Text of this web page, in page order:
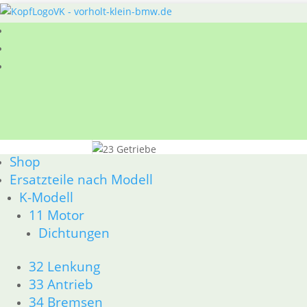
Shop
Ersatzteile nach Modell
K-Modell
11 Motor
Dichtungen
32 Lenkung
33 Antrieb
34 Bremsen
23 Getriebe
1